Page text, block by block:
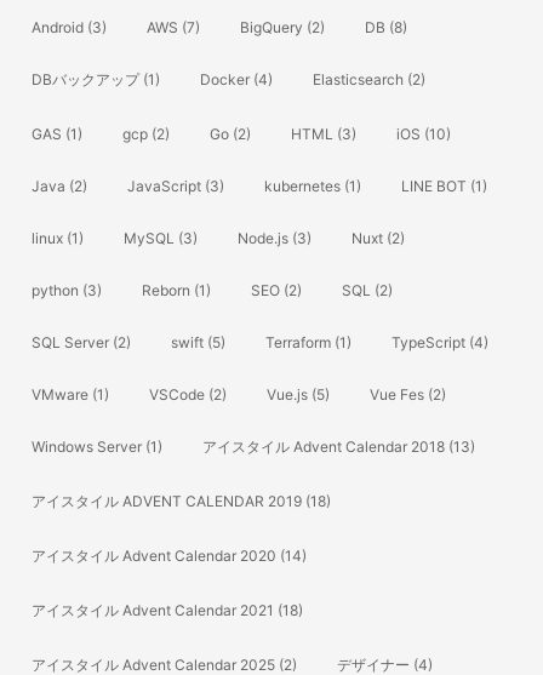
Android (3) AWS (7) BigQuery (2) DB (8)
DBバックアップ(1) Docker (4) Elasticsearch (2)
GAS (1) gcp (2) Go (2) HTML (3) iOS (10)
Java (2) JavaScript (3) kubernetes (1) LINE BOT (1)
linux (1) MySQL (3) Node.js (3) Nuxt (2)
python (3) Reborn (1) SEO (2) SQL (2)
SQL Server (2) swift (5) Terraform (1) TypeScript (4)
VMware (1) VSCode (2) Vue.js (5) Vue Fes (2)
Windows Server (1) アイスタイル Advent Calendar 2018 (13)
アイスタイル ADVENT CALENDAR 2019 (18)
アイスタイル Advent Calendar 2020 (14)
アイスタイル Advent Calendar 2021 (18)
アイスタイル Advent Calendar 2025 (2) デザイナー (4)